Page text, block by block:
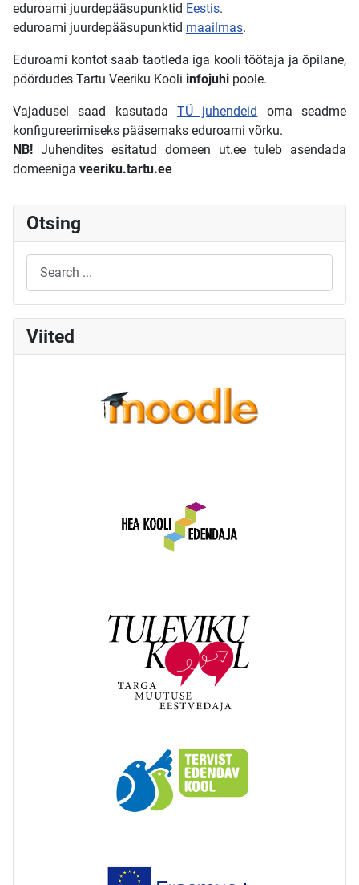
eduroami juurdepääsupunktid Eestis.
eduroami juurdepääsupunktid maailmas.
Eduroami kontot saab taotleda iga kooli töötaja ja õpilane,
pöördudes Tartu Veeriku Kooli infojuhi poole.
Vajadusel saad kasutada TÜ juhendeid
oma seadme
konfigureerimiseks pääsemaks eduroami võrku.
NB! Juhendites esitatud domeen ut.ee tuleb asendada
domeeniga veeriku.tartu.ee
Otsing
Viited